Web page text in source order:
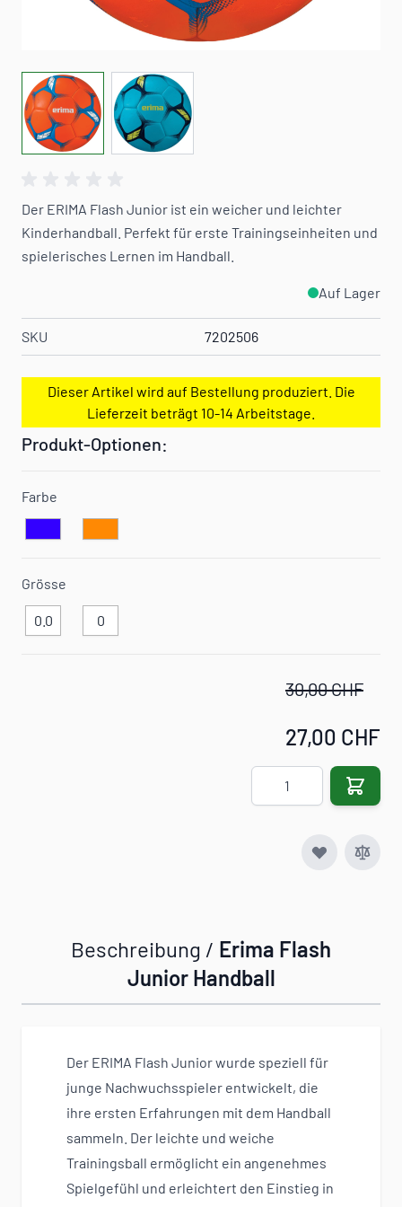
View larger imageView larger image
Der ERIMA Flash Junior ist ein weicher und leichter
Kinderhandball. Perfekt für erste Trainingseinheiten und
spielerisches Lernen im Handball.
Auf Lager
SKU 7202506
Dieser Artikel wird auf Bestellung produziert. Die
Lieferzeit beträgt 10-14 Arbeitstage.
Produkt-Optionen:
Farbe
Grösse
0.0 0
30,00 CHF
27,00 CHF
Menge
Beschreibung / Erima Flash
Junior Handball
Der ERIMA Flash Junior wurde speziell für
junge Nachwuchsspieler entwickelt, die
ihre ersten Erfahrungen mit dem Handball
sammeln. Der leichte und weiche
Trainingsball ermöglicht ein angenehmes
Spielgefühl und erleichtert den Einstieg in